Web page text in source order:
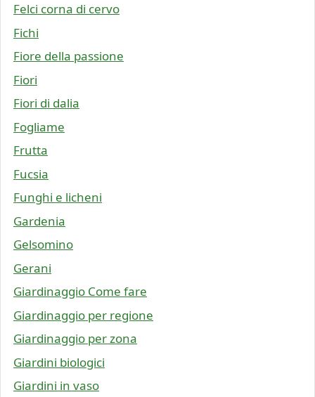
Felci corna di cervo
Fichi
Fiore della passione
Fiori
Fiori di dalia
Fogliame
Frutta
Fucsia
Funghi e licheni
Gardenia
Gelsomino
Gerani
Giardinaggio Come fare
Giardinaggio per regione
Giardinaggio per zona
Giardini biologici
Giardini in vaso